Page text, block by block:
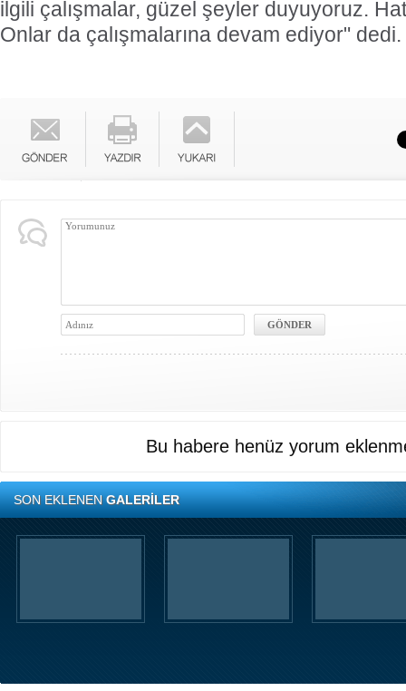
ilgili çalışmalar, güzel şeyler duyuyoruz.
Onlar da çalışmalarına devam ediyor" dedi.
Bu habere henüz yorum
SON EKLENENGALERİLER